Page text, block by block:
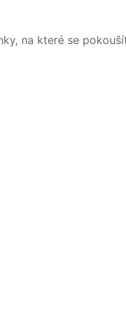
na které se